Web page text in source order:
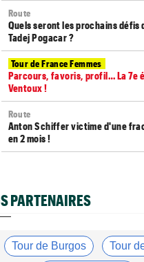
Route
Quels seront les prochains défis
Tadej Pogacar ?
Tour de France Femmes
Parcours, favoris, profil… La 7e
Ventoux !
Route
Anton Schiffer victime d'une
en 2 mois !
Tour de France Femmes
Tour d'Espagne
PARTENAIRES
Tour de Burgos Tour